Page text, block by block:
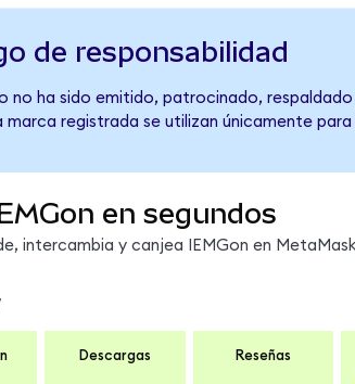
de responsabilidad
no ha sido emitido, patrocinado, respaldado
marca registrada se utilizan únicamente
en segundos
intercambia y canjea IEMGon en
Descargas Reseñas